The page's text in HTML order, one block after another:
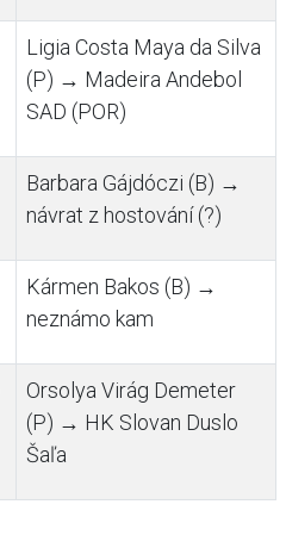
Ligia Costa Maya da Silva
(P) → Madeira Andebol
SAD (POR)
Barbara Gájdóczi (B) →
návrat z hostování (?)
Kármen Bakos (B) →
neznámo kam
Orsolya Virág Demeter
(P) → HK Slovan Duslo
Šaľa